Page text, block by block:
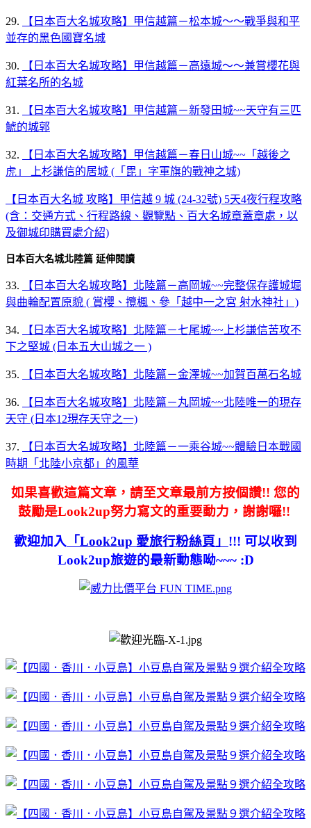
29.
【日本百大名城攻略】甲信越篇－松本城～～戰爭與和平
並存的黑色國寶名城
30.
【日本百大名城攻略】甲信越篇－高遠城～～兼賞櫻花與
紅葉名所的名城
31.
【日本百大名城攻略】甲信越篇－新發田城~~天守有三匹
鯱的城郭
32.
【日本百大名城攻略】甲信越篇－春日山城~~「越後之
虎」 上杉謙信的居城 (「毘」字軍旗的戰神之城)
【日本百大名城 攻略】甲信越 9 城 (24-32號) 5天4夜行程攻略
(含：交通方式、行程路線、觀覽點、百大名城章蓋章處，以
及御城印購買處介紹)
日本百大名城北陸篇 延伸閱讀
33.
【日本百大名城攻略】北陸篇－高岡城~~完整保存護城堀
與曲輪配置原貌 ( 賞櫻、攬楓、參「越中一之宮 射水神社」)
34.
【日本百大名城攻略】北陸篇－七尾城~~上杉謙信苦攻不
下之堅城 (日本五大山城之一 )
35. 【日本百大名城攻略】北陸篇－金澤城~~加賀百萬石名城
36.
【日本百大名城攻略】北陸篇－丸岡城~~北陸唯一的現存
天守 (日本12現存天守之一)
37.
【日本百大名城攻略】北陸篇－一乘谷城~~體驗日本戰國
時期「北陸小京都」的風華
如果喜歡這篇文章，請至文章最前方按個讚!! 您的
鼓勵是Look2up努力寫文的重要動力，謝謝囉!!
歡迎加入 「Look2up 愛旅行粉絲頁」 !!! 可以收到
Look2up旅遊的最新動態呦~~~ :D